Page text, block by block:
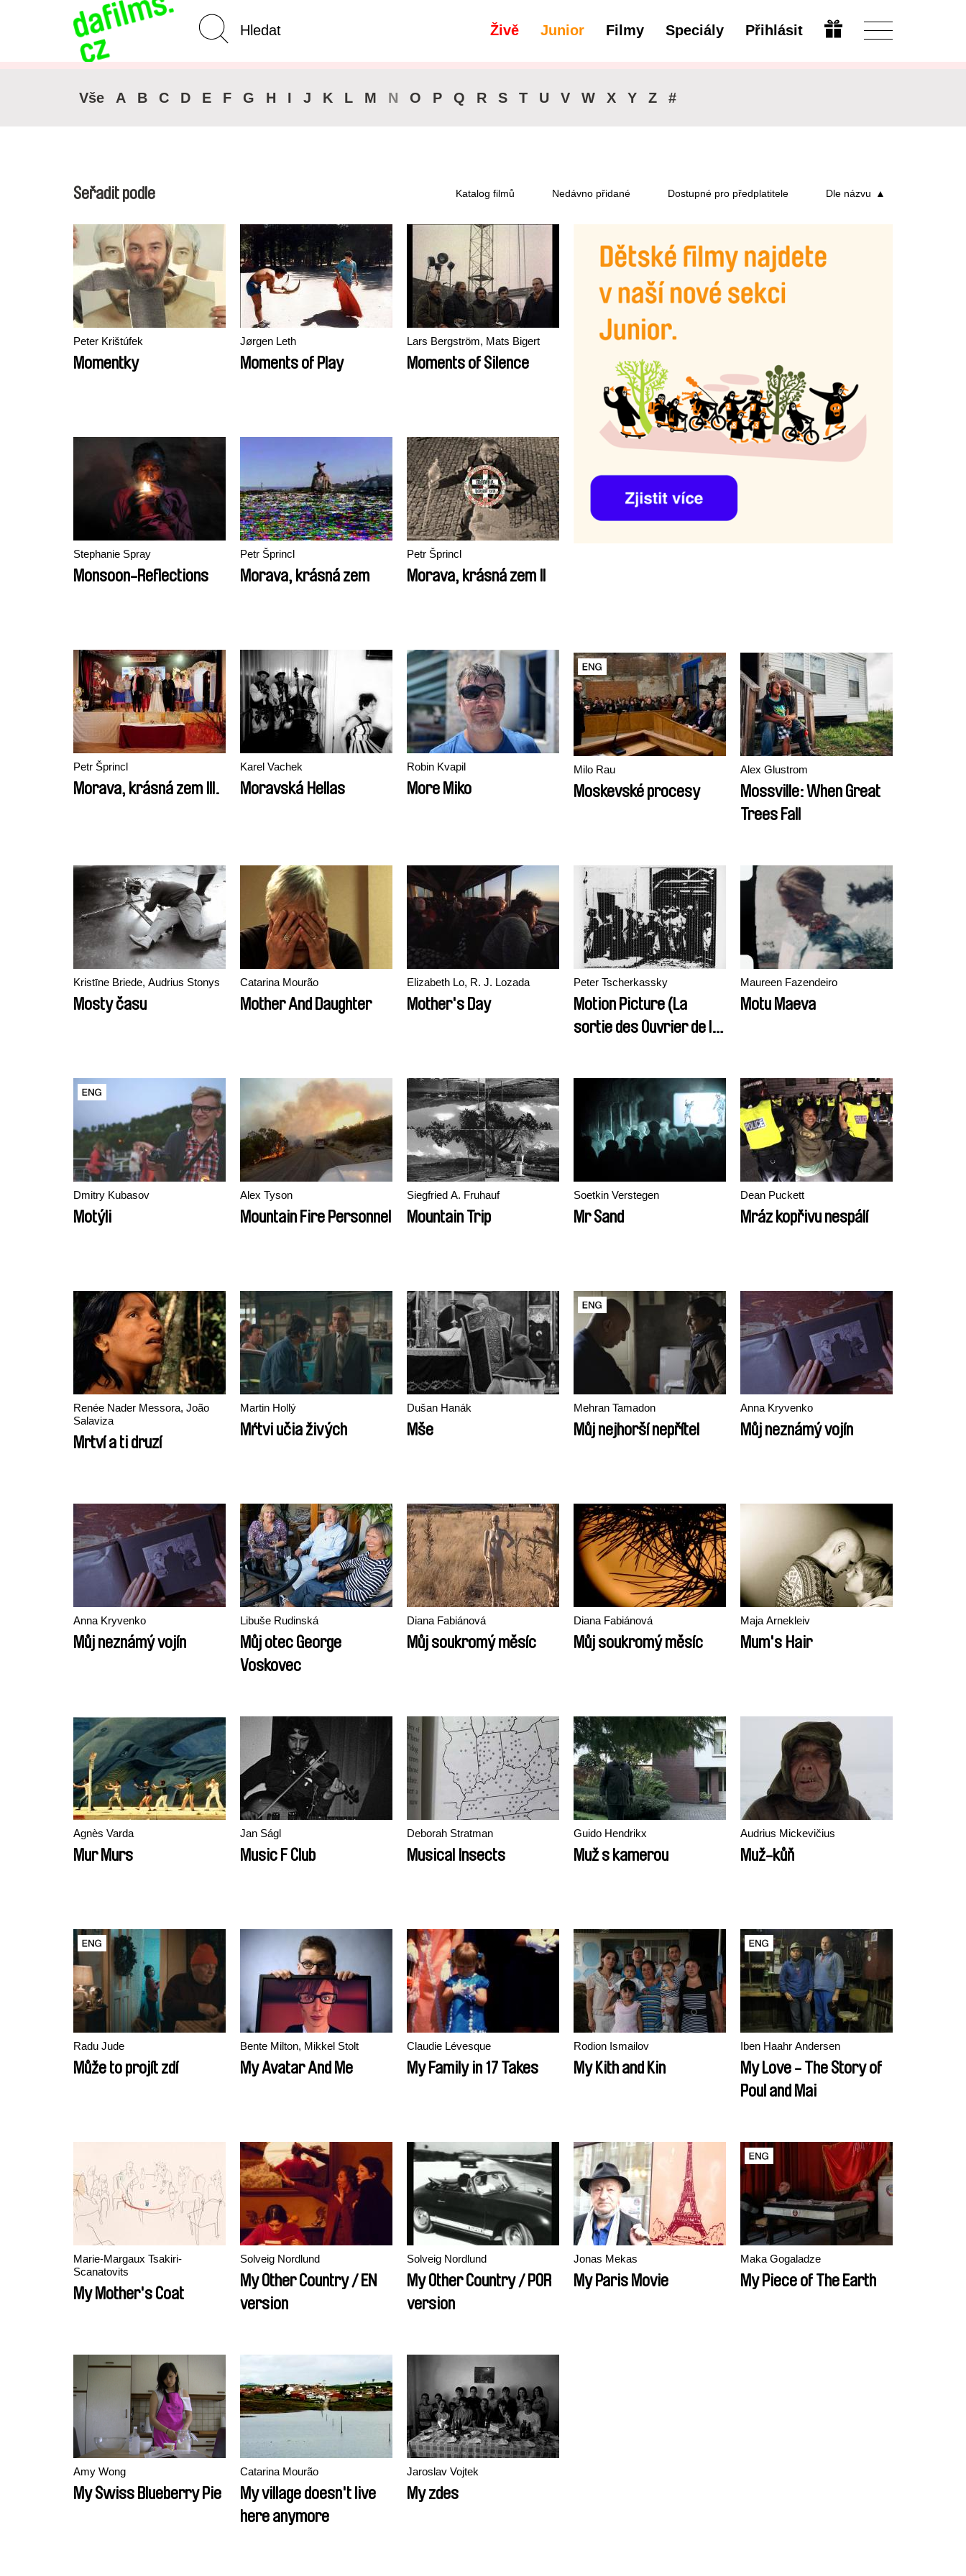
Živě Junior Filmy Speciály Přihlásit
Pokročilé vyhledávání Upravit
Vše A B C D E F G H I J K L M N O P Q R S T U V W X Y Z #
Seřadit podle Katalog filmů Nedávno přidané Dostupné pro předplatitele Dle názvu
Peter Krištúfek
Momentky
Jørgen Leth
Moments of Play
Lars Bergström, Mats Bigert
Moments of Silence
Stephanie Spray
Monsoon-Reflections
Petr Šprincl
Morava, krásná zem
Petr Šprincl
Morava, krásná zem II
Petr Šprincl
Morava, krásná zem III.
Karel Vachek
Moravská Hellas
Robin Kvapil
More Miko
Milo Rau
Moskevské procesy
Alex Glustrom
Mossville: When Great
Trees Fall
Kristīne Briede, Audrius Stonys
Mosty času
Catarina Mourão
Mother And Daughter
Elizabeth Lo, R. J. Lozada
Mother's Day
Peter Tscherkassky
Motion Picture (La
sortie des Ouvrier de l
Maureen Fazendeiro
Motu Maeva
Dmitry Kubasov
Motýli
Alex Tyson
Mountain Fire Personnel
Siegfried A. Fruhauf
Mountain Trip
Soetkin Verstegen
Mr Sand
Dean Puckett
Mráz kopřivu nespálí
Renée Nader Messora, João
Salaviza
Mrtví a ti druzí
Martin Hollý
Mŕtvi učia živých
Dušan Hanák
Mše
Mehran Tamadon
Můj nejhorší nepřítel
Anna Kryvenko
Můj neznámý vojín
Anna Kryvenko
Můj neznámý vojín
Libuše Rudinská
Můj otec George
Voskovec
Diana Fabiánová
Můj soukromý měsíc
Diana Fabiánová
Můj soukromý měsíc
Maja Arnekleiv
Mum's Hair
Agnès Varda
Mur Murs
Jan Ságl
Music F Club
Deborah Stratman
Musical Insects
Guido Hendrikx
Muž s kamerou
Audrius Mickevičius
Muž-kůň
Radu Jude
Může to projít zdí
Bente Milton, Mikkel Stolt
My Avatar And Me
Claudie Lévesque
My Family in 17 Takes
Rodion Ismailov
My Kith and Kin
Iben Haahr Andersen
My Love - The Story of
Poul and Mai
Marie-Margaux Tsakiri-
Scanatovits
My Mother's Coat
Solveig Nordlund
My Other Country / EN
version
Solveig Nordlund
My Other Country / POR
version
Jonas Mekas
My Paris Movie
Maka Gogaladze
My Piece of The Earth
Amy Wong
My Swiss Blueberry Pie
Catarina Mourão
My village doesn't live
here anymore
Jaroslav Vojtek
My zdes